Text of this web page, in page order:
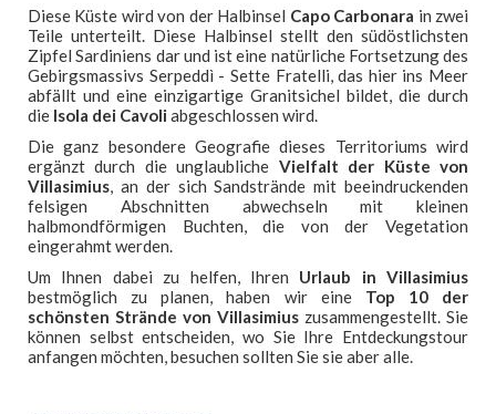
Wo sind wir
Villasimius
Strände
Golf
Fähren
Galerie
Kontakt
Urlaub Angebote
Diese Küste wird von der Halbinsel Capo Carbonara in zwei
Teile unterteilt. Diese Halbinsel stellt den südöstlichsten
Zipfel Sardiniens dar und ist eine natürliche Fortsetzung des
Gebirgsmassivs Serpeddì - Sette Fratelli, das hier ins Meer
abfällt und eine einzigartige Granitsichel bildet, die durch
die Isola dei Cavoli abgeschlossen wird.
Die ganz besondere Geografie dieses Territoriums wird
ergänzt durch die unglaubliche Vielfalt der Küste von
Villasimius, an der sich Sandstrände mit beeindruckenden
felsigen Abschnitten abwechseln mit kleinen
halbmondförmigen Buchten, die von der Vegetation
eingerahmt werden.
Um Ihnen dabei zu helfen, Ihren Urlaub in Villasimius
bestmöglich zu planen, haben wir eine Top 10 der
schönsten Strände von Villasimius zusammengestellt. Sie
können selbst entscheiden, wo Sie Ihre Entdeckungstour
anfangen möchten, besuchen sollten Sie sie aber alle.